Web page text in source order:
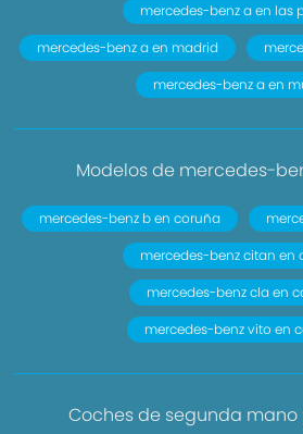
mercedes-benz a en las
mercedes-benz a en madrid
mercedes-benz a en
Modelos de mercedes-
mercedes-benz b en coruña
mercedes-benz citan en
mercedes-benz cla en
mercedes-benz vito en
Coches de segunda